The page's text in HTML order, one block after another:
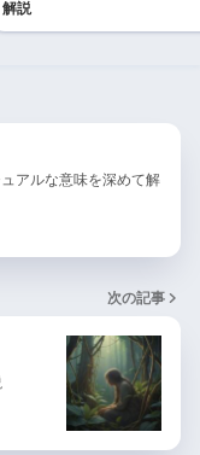
解説
アルな意味を深めて解
次の記事